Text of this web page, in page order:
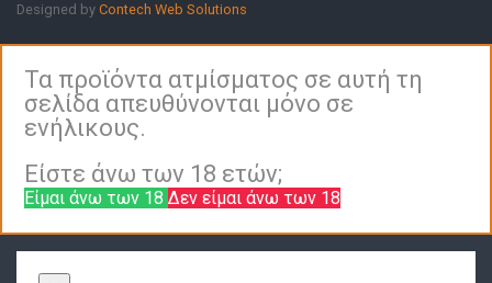
Designed by Contech Web Solutions
Τα προϊόντα ατμίσματος σε αυτή τη
σελίδα απευθύνονται μόνο σε
ενήλικους.
Είστε άνω των 18 ετών;
Είμαι άνω των 18 Δεν είμαι άνω των 18